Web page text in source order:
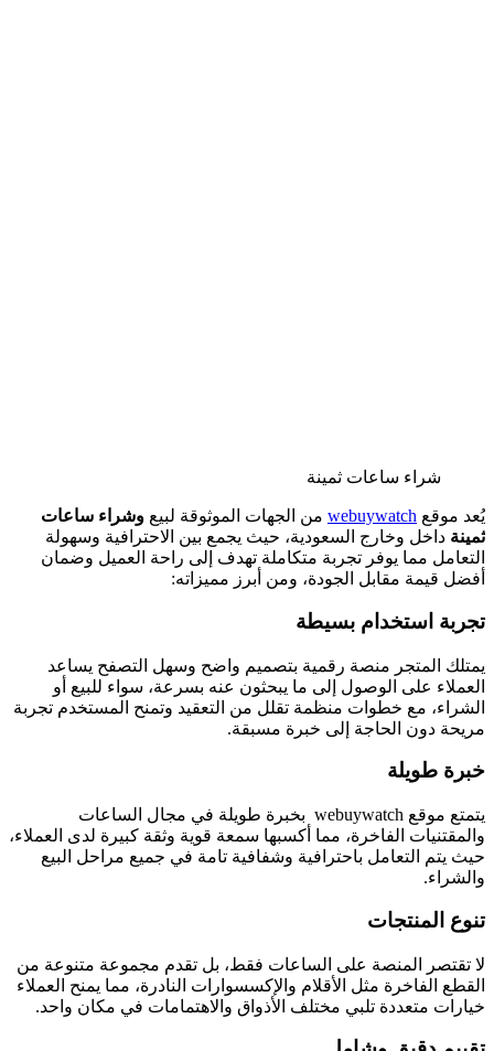
شراء ساعات ثمينة
يُعد موقع webuywatch من الجهات الموثوقة لبيع وشراء ساعات
ثمينة داخل وخارج السعودية، حيث يجمع بين الاحترافية وسهولة
التعامل مما يوفر تجربة متكاملة تهدف إلى راحة العميل وضمان
أفضل قيمة مقابل الجودة، ومن أبرز مميزاته:
تجربة استخدام بسيطة
يمتلك المتجر منصة رقمية بتصميم واضح وسهل التصفح يساعد
العملاء على الوصول إلى ما يبحثون عنه بسرعة، سواء للبيع أو
الشراء، مع خطوات منظمة تقلل من التعقيد وتمنح المستخدم تجربة
مريحة دون الحاجة إلى خبرة مسبقة.
خبرة طويلة
يتمتع موقع webuywatch
بخبرة طويلة في مجال الساعات
والمقتنيات الفاخرة، مما أكسبها سمعة قوية وثقة كبيرة لدى العملاء،
حيث يتم التعامل باحترافية وشفافية تامة في جميع مراحل البيع
والشراء.
تنوع المنتجات
لا تقتصر المنصة على الساعات فقط، بل تقدم مجموعة متنوعة من
القطع الفاخرة مثل الأقلام والإكسسوارات النادرة، مما يمنح العملاء
خيارات متعددة تلبي مختلف الأذواق والاهتمامات في مكان واحد.